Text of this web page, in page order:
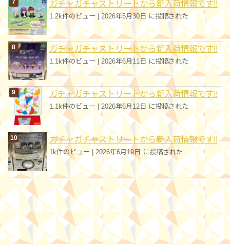
ガチャガチャストリートから新入荷情報です!!
1.2k件のビュー|2026年5月30日 に投稿された
ガチャガチャストリートから新入荷情報です!!
1.1k件のビュー 2026年6月11日 に投稿された
ガチャガチャストリートから新入荷情報です!!
1.1k件のビュー 2026年6月12日 に投稿された
ガチャガチャストリートから新入荷情報です!!
1k件のビュー|2026年6月19日 に投稿された